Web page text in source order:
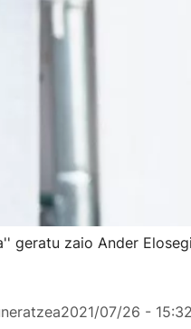
geratu zaio Ander
2021/07/26 - 15:32